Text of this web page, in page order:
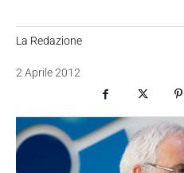
La Redazione
2 Aprile 2012